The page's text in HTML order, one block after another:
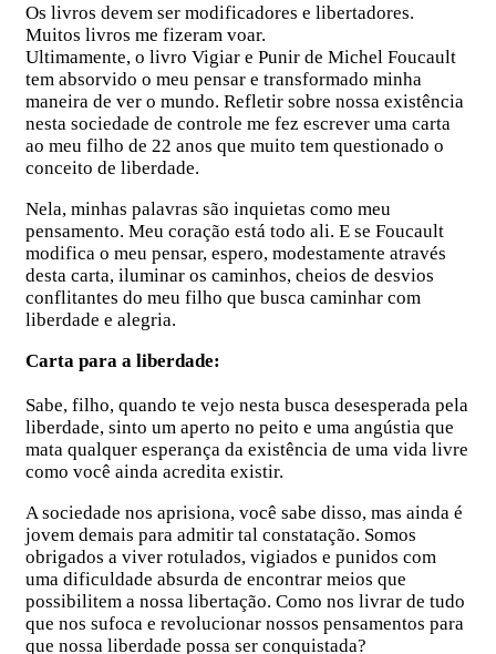
Os livros devem ser modificadores e libertadores.
Muitos livros me fizeram voar.
Ultimamente, o livro Vigiar e Punir de Michel Foucault
tem absorvido o meu pensar e transformado minha
maneira de ver o mundo. Refletir sobre nossa existência
nesta sociedade de controle me fez escrever uma carta
ao meu filho de 22 anos que muito tem questionado o
conceito de liberdade.
Nela, minhas palavras são inquietas como meu
pensamento. Meu coração está todo ali. E se Foucault
modifica o meu pensar, espero, modestamente através
desta carta, iluminar os caminhos, cheios de desvios
conflitantes do meu filho que busca caminhar com
liberdade e alegria.
Carta para a liberdade:
Sabe, filho, quando te vejo nesta busca desesperada pela
liberdade, sinto um aperto no peito e uma angústia que
mata qualquer esperança da existência de uma vida livre
como você ainda acredita existir.
A sociedade nos aprisiona, você sabe disso, mas ainda é
jovem demais para admitir tal constatação. Somos
obrigados a viver rotulados, vigiados e punidos com
uma dificuldade absurda de encontrar meios que
possibilitem a nossa libertação. Como nos livrar de tudo
que nos sufoca e revolucionar nossos pensamentos para
que nossa liberdade possa ser conquistada?